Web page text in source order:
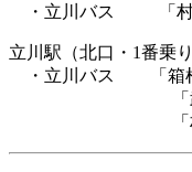
・立川バス 「村山
立川駅（北口・1番乗
・立川バス 「箱根
「武蔵村山市
「村山医療セ